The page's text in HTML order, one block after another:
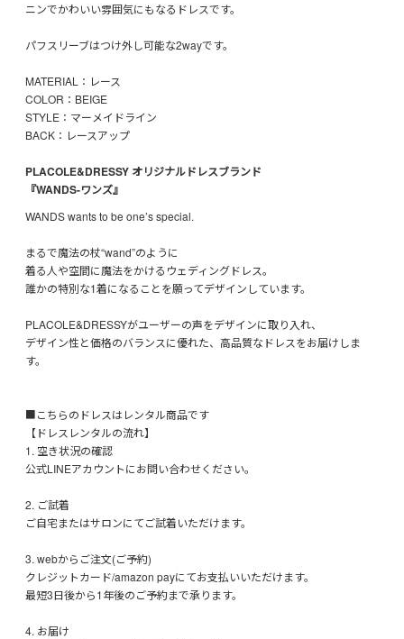
ニンでかわいい雰囲気にもなるドレスです。
パフスリーブはつけ外し可能な2wayです。
MATERIAL：レース
COLOR：BEIGE
STYLE：マーメイドライン
BACK：レースアップ
PLACOLE&DRESSY オリジナルドレスブランド
『WANDS-ワンズ』
WANDS wants to be one’s special.
まるで魔法の杖“wand”のように
着る人や空間に魔法をかけるウェディングドレス。
誰かの特別な1着になることを願ってデザインしています。
PLACOLE&DRESSYがユーザーの声をデザインに取り入れ、
デザイン性と価格のバランスに優れた、高品質なドレスをお届けしま
す。
■こちらのドレスはレンタル商品です
【ドレスレンタルの流れ】
1. 空き状況の確認
公式LINEアカウントにお問い合わせください。
2. ご試着
ご自宅またはサロンにてご試着いただけます。
3. webからご注文(ご予約)
クレジットカード/amazon payにてお支払いいただけます。
最短3日後から1年後のご予約まで承ります。
4. お届け